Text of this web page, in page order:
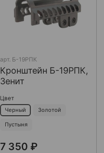
арт. Б-19РПК
Кронштейн Б-19РПК,
Зенит
Цвет
Черный Золотой
Пустыня
7 350 ₽